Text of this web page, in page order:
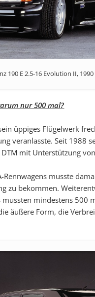
190 E 2.5-16 Evolution II,
nur 500 mal?
üppiges Flügelwerk
veranlasste. Seit 1988
mit Unterstützung
Rennwagens musste
zu bekommen.
mussten mindestens 500
äußere Form, die